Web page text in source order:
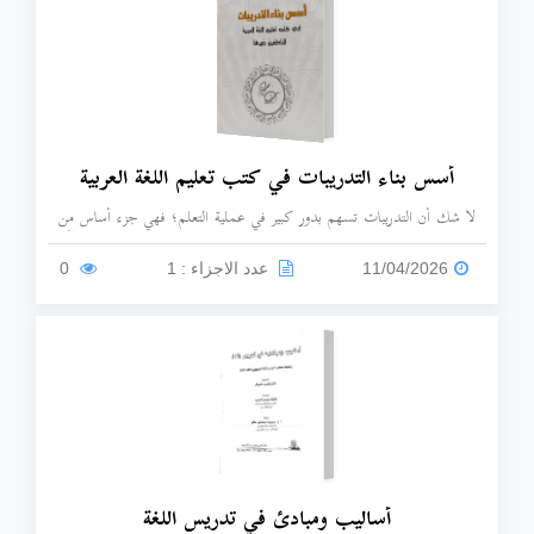
أسس بناء التدريبات في كتب تعليم اللغة العربية
لا شك أن التدريبات تسهم بدور كبير في عملية التعلم؛ فهي جزء أساس من
الكتاب التعليمي، وكلما عولجت التدريبات بشكل تربوي وفني جيدًا، ضمنَّا
جودة للكتاب، وتقديرًا لموقف المتعلم، وتعزيزًا وتثبيتًا لِما تعلمه، وكذلك تسهم
11/04/2026 عدد الاجزاء : 1
أساليب ومبادئ في تدريس اللغة